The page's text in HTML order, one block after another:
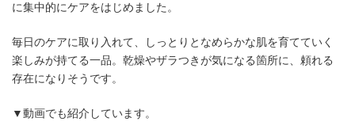
に集中的にケアをはじめました。
毎日のケアに取り入れて、しっとりとなめらかな肌を育てていく
楽しみが持てる一品。乾燥やザラつきが気になる箇所に、頼れる
存在になりそうです。
▼動画でも紹介しています。